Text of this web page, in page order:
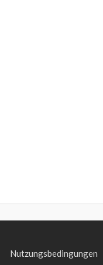
Nutzungsbedingungen